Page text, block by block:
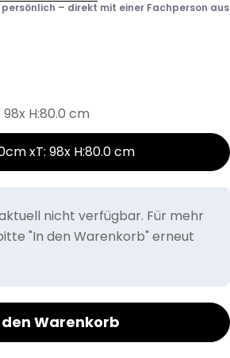
– direkt mit einer Fachperson aus
98x H:80.0 cm
xT: 98x H:80.0 cm
nicht verfügbar. Für mehr
"In den Warenkorb" erneut
den Warenkorb